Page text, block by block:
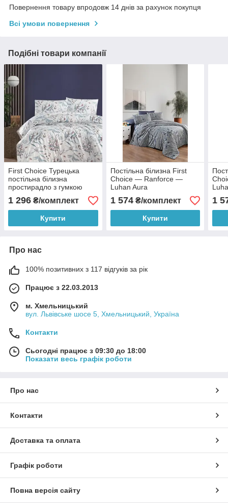
Повернення товару впродовж 14 днів за рахунок покупця
Всі умови повернення
Подібні товари компанії
First Choice Турецька
постільна білизна
простирадло з гумкою
Ranforce Homesko - Tegan
Mink
1 296 ₴/комплект
Купити
Постільна білизна First
Choice — Ranforce —
Luhan Aura
1 574₴/комплект
Купити
1
Про нас
100% позитивних з 117 відгуків за рік
Працює з 22.03.2013
м. Хмельницький
вул. Львівське шосе 5, Хмельницький, Україна
Контакти
Сьогодні працює з 09:30 до 18:00
Показати весь графік роботи
Про нас
Контакти
Доставка та оплата
Графік роботи
Повна версія сайту